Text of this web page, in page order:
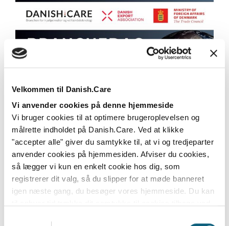
Velkommen til Danish.Care
Vi anvender cookies på denne hjemmeside
Vi bruger cookies til at optimere brugeroplevelsen og
målrette indholdet på Danish.Care. Ved at klikke
"accepter alle" giver du samtykke til, at vi og tredjeparter
anvender cookies på hjemmesiden. Afviser du cookies,
så lægger vi kun en enkelt cookie hos dig, som
registrerer dit valg, så du slipper for at møde banneret
igen næste gang, du besøger vores hjemmeside. Du kan
Branchedag om eksport - dyk ned i
programmet og tilmeld dig nu
Branchedag om eksport med fokus på Canada,
Storbritannien, Frankrig, Norge, Italien - og Kenya –
den...
Læs mere